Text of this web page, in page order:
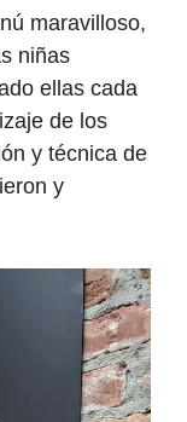
maravilloso,
niñas
ellas cada
de los
y técnica de
y